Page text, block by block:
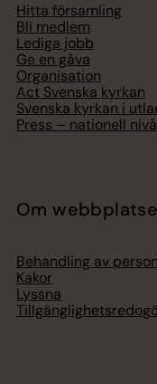
Hitta församling
Bli medlem
Lediga jobb
Ge en gåva
Organisation
Act Svenska kyrkan
Svenska kyrkan i
Press – nationell nivå
Om
Behandling av
Kakor
Lyssna